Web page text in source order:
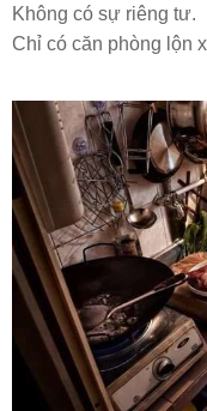
Không có sự riêng tư.
Chỉ có căn phòng lộn